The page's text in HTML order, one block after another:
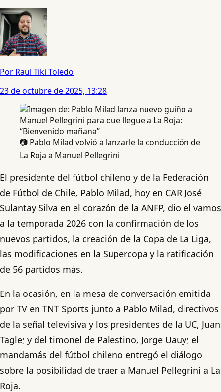
Por Raul Tiki Toledo
23 de octubre de 2025, 13:28
📷 Pablo Milad volvió a lanzarle la conducción de
La Roja a Manuel Pellegrini
El presidente del fútbol chileno y de la Federación
de Fútbol de Chile, Pablo Milad, hoy en CAR José
Sulantay Silva en el corazón de la ANFP, dio el vamos
a la temporada 2026 con la confirmación de los
nuevos partidos, la creación de la Copa de La Liga,
las modificaciones en la Supercopa y la ratificación
de 56 partidos más.
En la ocasión, en la mesa de conversación emitida
por TV en TNT Sports junto a Pablo Milad, directivos
de la señal televisiva y los presidentes de la UC, Juan
Tagle; y del timonel de Palestino, Jorge Uauy; el
mandamás del fútbol chileno entregó el diálogo
sobre la posibilidad de traer a Manuel Pellegrini a La
Roja.